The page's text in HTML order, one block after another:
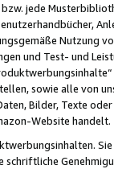
jede
Nutzung
und Test- und
sowie alle von
Bilder, Texte
Website handelt.
schriftliche